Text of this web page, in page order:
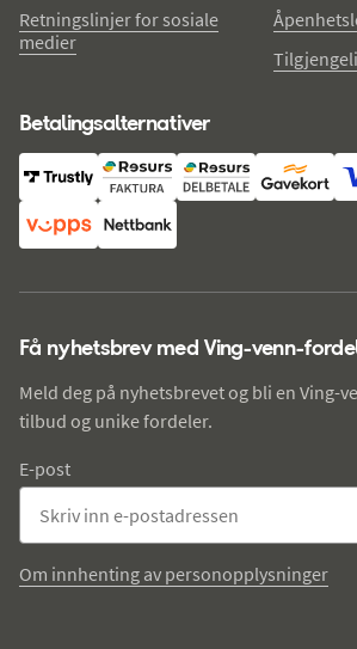
Retningslinjer for sosiale
medier
Betalingsalternativer
Få nyhetsbrev med Ving-venn-
Meld deg på nyhetsbrevet og bli en Ving-
tilbud og unike fordeler.
E-post
Om innhenting av personopplysninger